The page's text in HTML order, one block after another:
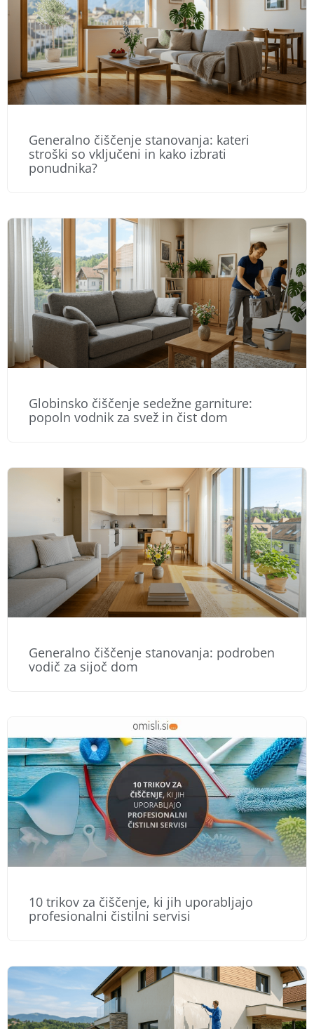
Generalno čiščenje stanovanja: kateri
stroški so vključeni in kako izbrati
ponudnika?
Globinsko čiščenje sedežne garniture:
popoln vodnik za svež in čist dom
Generalno čiščenje stanovanja: podroben
vodič za sijoč dom
10 trikov za čiščenje, ki jih uporabljajo
profesionalni čistilni servisi